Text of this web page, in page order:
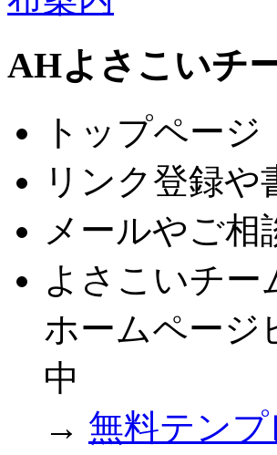
AHよさこいチ
トップページ
リンク登録
メールやご相
よさこいチー
ホームページ
中
→ 無料テン